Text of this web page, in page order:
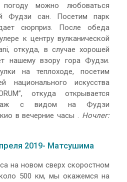
можно любоваться
Фудзи сан. Посетим парк
сюрприз. После обеда
к центру вулканической
откуда, в случае хорошей
нашему взору гора Фудзи.
на теплоходе, посетим
национального искусства
откуда открывается
с видом на Фудзи
в вечерние часы . Ночлег:
2019- Матсушима
на новом сверх скоростном
500 км, мы окажемся на